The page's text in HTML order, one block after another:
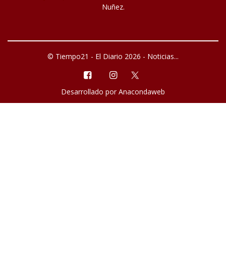
Nuñez.
© Tiempo21 - El Diario 2026 - Noticias...
Desarrollado por Anacondaweb